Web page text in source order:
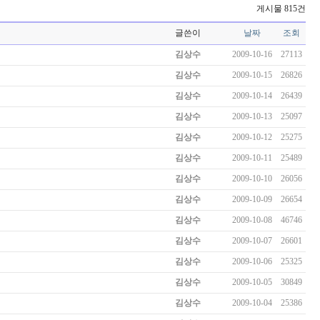
게시물 815건
글쓴이 날짜 조회
김상수 2009-10-16 27113
김상수 2009-10-15 26826
김상수 2009-10-14 26439
김상수 2009-10-13 25097
김상수 2009-10-12 25275
김상수 2009-10-11 25489
김상수 2009-10-10 26056
김상수 2009-10-09 26654
김상수 2009-10-08 46746
김상수 2009-10-07 26601
김상수 2009-10-06 25325
김상수 2009-10-05 30849
김상수 2009-10-04 25386